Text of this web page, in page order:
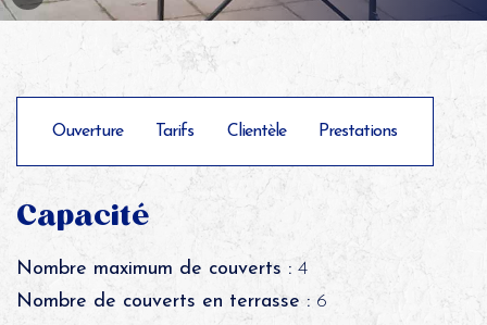
Ouverture Tarifs Clientèle Prestations
Capacité
Nombre maximum de couverts :4
Nombre de couverts en terrasse :6